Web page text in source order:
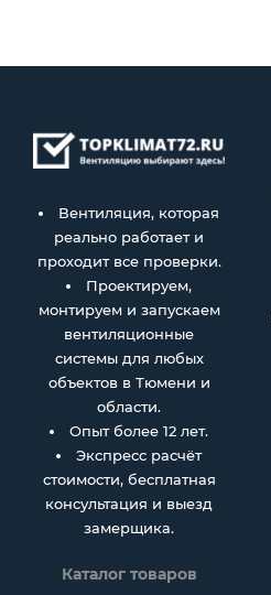
Вентиляция, которая
реально работает и
проходит все проверки.
Проектируем,
монтируем и запускаем
вентиляционные
системы для любых
объектов в Тюмени и
области.
Опыт более 12 лет.
Экспресс расчёт
стоимости, бесплатная
консультация и выезд
замерщика.
Каталог товаров